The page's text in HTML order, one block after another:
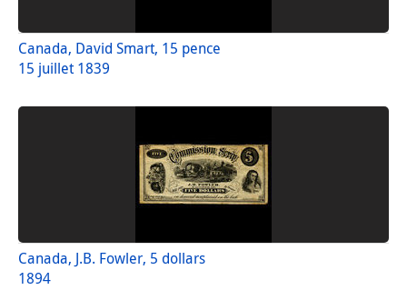
Canada, David Smart, 15 pence
15 juillet 1839
Canada, J.B. Fowler, 5 dollars
1894